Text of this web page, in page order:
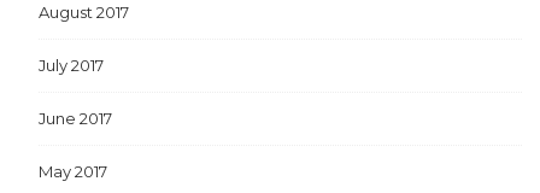
August 2017
July 2017
June 2017
May 2017